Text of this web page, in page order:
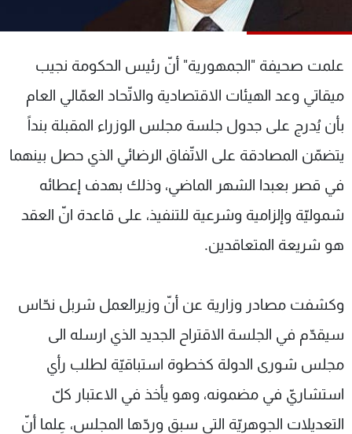
علمت صحيفة "الجمهورية" أنّ رئيس الحكومة نجيب
ميقاتي وعد الهيئات الاقتصادية والاتّحاد العمّالي العام
بأن يُدرج على جدول جلسة مجلس الوزراء المقبلة بنداً
يتضمّن المصادقة على الاتّفاق الرضائي الذي حصل بينهما
في قصر بعبدا الشهر الماضي، وذلك بهدف إعطائه
شموليّة وإلزامية وشرعية للتنفيذ، على قاعدة انّ العقد
هو شريعة المتعاقدين.
وكشفت مصادر وزارية عن أنّ وزيرالعمل شربل نحّاس
سيقدّم في الجلسة الاقتراح الجديد الذي ارسله الى
مجلس شورى الدولة كخطوة استباقيّة لطلب رأي
استشاريّ في مضمونه، وهو يأخذ في الاعتبار كلّ
التعديلات الجوهريّة التي سبق وردّها المجلس، عِلما أنّ
الترددات
عن MTV
الإنـتـاج
لاعلاناتكم
وظائف
تواصل معنا
شروط الإسـتخدام